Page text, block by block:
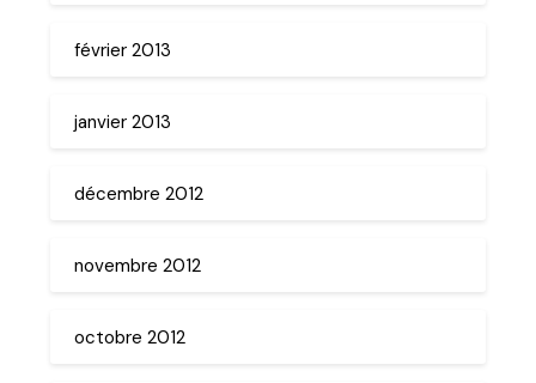
février 2013
janvier 2013
décembre 2012
novembre 2012
octobre 2012